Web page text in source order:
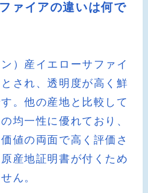
ァイアの違いは何で
）産イエローサファイ
され、透明度が高く鮮
。他の産地と比較して
均一性に優れており、
値の両面で高く評価さ
産地証明書が付くため
ん。